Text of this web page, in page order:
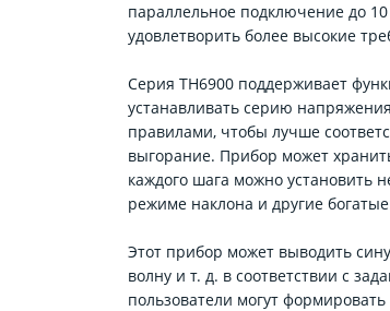
параллельное подключение до
удовлетворить более высокие
Серия TH6900 поддерживает
устанавливать серию
правилами, чтобы лучше
выгорание. Прибор может
каждого шага можно установить
режиме наклона и другие
Этот прибор может выводить
волну и т. д. в соответствии с
пользователи могут